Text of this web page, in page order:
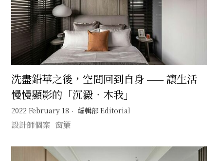
洗盡鉛華之後，空間回到自身 —— 讓生活
慢慢顯影的「沉澱．本我」
2022 February 18 編輯部 Editorial
設計師個案 窗簾